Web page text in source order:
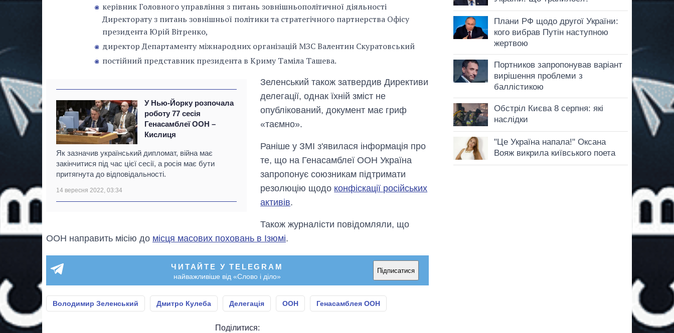
керівник Головного управління з питань зовнішньополітичної діяльності
Директорату з питань зовнішньої політики та стратегічного партнерства Офісу
президента Юрій Вітренко,
директор Департаменту міжнародних організацій МЗС Валентин Скуратовський
постійний представник президента в Криму Таміла Ташева.
У Нью-Йорку розпочала
роботу 77 сесія
Генасамблеї ООН –
Кислиця
Як зазначив український дипломат, війна має
закінчитися під час цієї сесії, а росія має бути
притягнута до відповідальності.
14 вересня 2022, 03:34
Зеленський також затвердив Директиви
делегації, однак їхній зміст не
опублікований, документ має гриф
«таємно».
Раніше у ЗМІ з'явилася інформація про
те, що на Генасамблеї ООН Україна
запропонує союзникам підтримати
резолюцію щодо конфіскації російських
активів.
Також журналісти повідомляли, що
ООН направить місію до місця масових поховань в Ізюмі.
ЧИТАЙТЕ У TELEGRAM
найважливіше від «Слово і діло»
Підписатися
Володимир Зеленський Дмитро Кулеба Делегація ООН Генасамблея ООН
Поділитися: